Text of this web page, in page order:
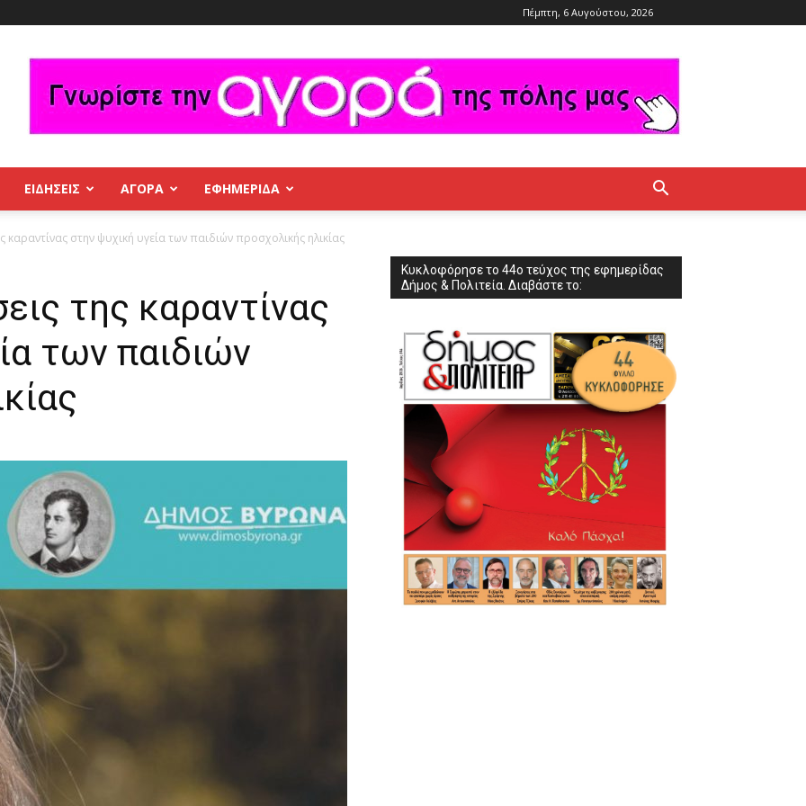
Πέμπτη, 6 Αυγούστου, 2026
ΕΙΔΗΣΕΙΣ ΑΓΟΡΑ ΕΦΗΜΕΡΊΔΑ
καραντίνας στην ψυχική υγεία των παιδιών προσχολικής ηλικίας
της καραντίνας
των παιδιών
Κυκλοφόρησε το 44ο τεύχος της εφημερίδας
Δήμος & Πολιτεία. Διαβάστε το: